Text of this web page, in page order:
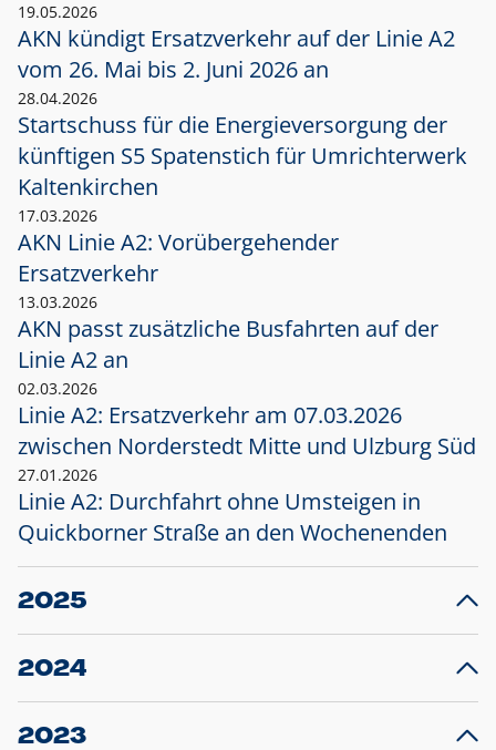
19.05.2026
AKN kündigt Ersatzverkehr auf der Linie A2
vom 26. Mai bis 2. Juni 2026 an
28.04.2026
Startschuss für die Energieversorgung der
künftigen S5 Spatenstich für Umrichterwerk
Kaltenkirchen
17.03.2026
AKN Linie A2: Vorübergehender
Ersatzverkehr
13.03.2026
AKN passt zusätzliche Busfahrten auf der
Linie A2 an
02.03.2026
Linie A2: Ersatzverkehr am 07.03.2026
zwischen Norderstedt Mitte und Ulzburg Süd
27.01.2026
Linie A2: Durchfahrt ohne Umsteigen in
Quickborner Straße an den Wochenenden
2025
23.12.2025
Projekt S5: Start der Bauarbeiten am
2024
10.12.2024
Großprojekt S5: Sperrung der Bahnstraße in
2023